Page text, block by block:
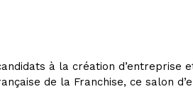
à la création d’entreprise
de la Franchise, ce salon